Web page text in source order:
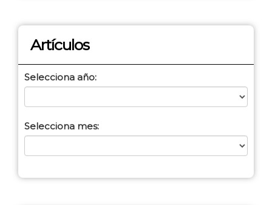
Artículos
Selecciona año:
Selecciona mes: